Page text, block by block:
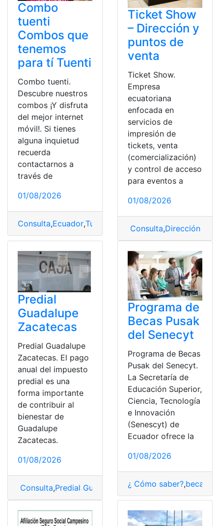
Combo
tuenti
Combos que
tenemos
para tí Tuenti
Combo tuenti.
Descubre nuestros
combos ¡Y disfruta
del mejor internet
móvil!. Si tienes
alguna inquietud
recuerda
contactarnos a
través de
01/08/2026
Consulta,Ecuador,Tuenti
Ticket Show
– Dirección y
puntos de
venta
Ticket Show.
Empresa
ecuatoriana
enfocada en
servicios de
impresión de
tickets, venta
(comercialización)
y control de acceso
para eventos a
01/08/2026
Consulta,Dirección y
Predial
Guadalupe
Zacatecas
Predial Guadalupe
Zacatecas. El pago
anual del impuesto
predial es una
forma importante
de contribuir al
bienestar de
Guadalupe
Zacatecas.
01/08/2026
Consulta,Predial Guadalupe Zacatecas,Valores
Programa de
Becas Pusak
del Senecyt
Programa de Becas
Pusak del Senecyt.
La Secretaría de
Educación Superior,
Ciencia, Tecnología
e Innovación
(Senescyt) de
Ecuador ofrece la
01/08/2026
¿ Cómo saber?,becas